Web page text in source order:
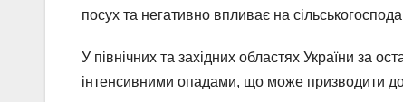
посух та негативно впливає на
У північних та західних областях України за
інтенсивними опадами, що може призводити до